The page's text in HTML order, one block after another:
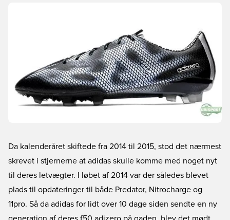
Da kalenderåret skiftede fra 2014 til 2015, stod det nærmest
skrevet i stjernerne at adidas skulle komme med noget nyt
til deres letvægter. I løbet af 2014 var der således blevet
plads til opdateringer til både Predator, Nitrocharge og
11pro. Så da adidas for lidt over 10 dage siden sendte en ny